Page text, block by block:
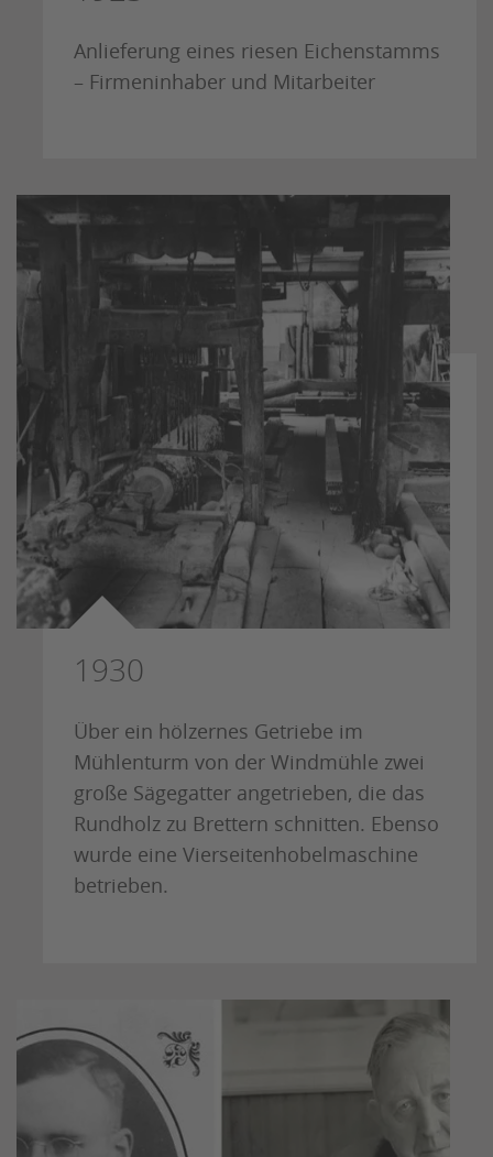
Anlieferung eines riesen Eichenstamms
– Firmeninhaber und Mitarbeiter
1930
Über ein hölzernes Getriebe im
Mühlenturm von der Windmühle zwei
große Sägegatter angetrieben, die das
Rundholz zu Brettern schnitten. Ebenso
wurde eine Vierseitenhobelmaschine
betrieben.